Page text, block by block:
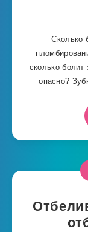
Сколько
сколько
опасно?